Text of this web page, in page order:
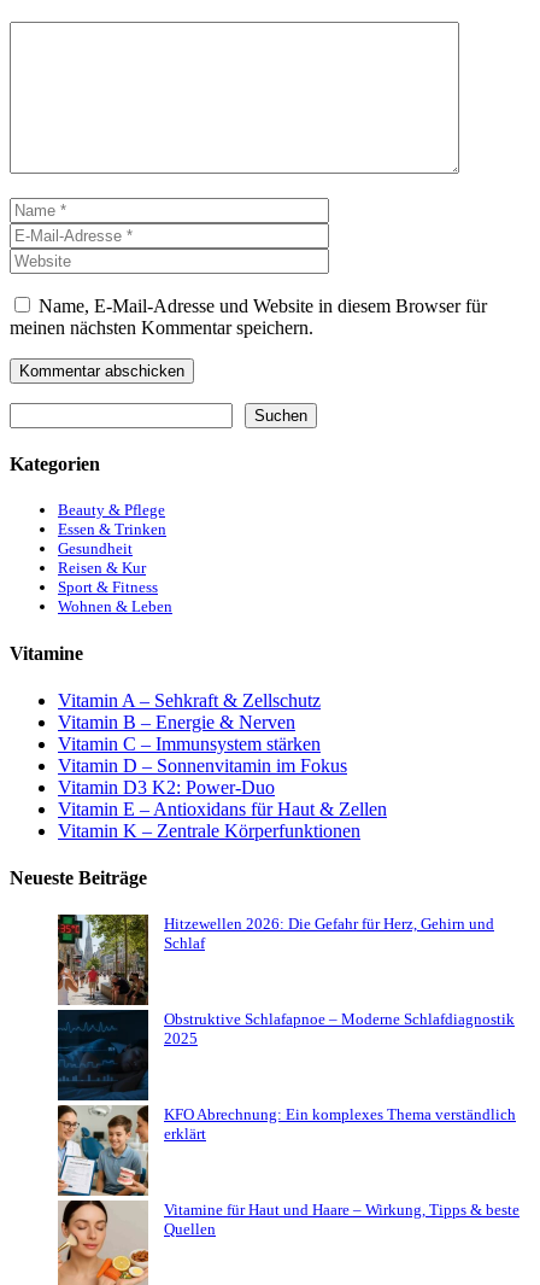
Name
Mail-
Adresse
Name, E-Mail-Adresse und Website in diesem Browser für
meinen nächsten Kommentar speichern.
Suchen
Kategorien
Beauty & Pflege
Essen & Trinken
Gesundheit
Reisen & Kur
Sport & Fitness
Wohnen & Leben
Vitamine
Vitamin A – Sehkraft & Zellschutz
Vitamin B – Energie & Nerven
Vitamin C – Immunsystem stärken
Vitamin D – Sonnenvitamin im Fokus
Vitamin D3 K2: Power-Duo
Vitamin E – Antioxidans für Haut & Zellen
Vitamin K – Zentrale Körperfunktionen
Neueste Beiträge
Hitzewellen 2026: Die Gefahr für Herz, Gehirn und
Schlaf
Obstruktive Schlafapnoe – Moderne Schlafdiagnostik
2025
KFO Abrechnung: Ein komplexes Thema verständlich
erklärt
Vitamine für Haut und Haare – Wirkung, Tipps & beste
Quellen